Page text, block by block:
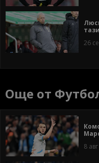
26
Още от
8